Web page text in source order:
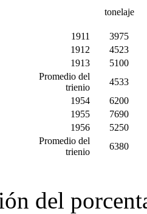
tonelaje
1911
3975
1912
4523
1913
5100
Promedio del
trienio
4533
1954
6200
1955
7690
1956
5250
Promedio del
trienio
6380
del